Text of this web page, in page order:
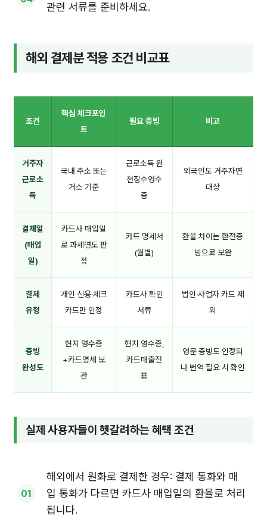
관련 서류를 준비하세요.
해외 결제분 적용 조건 비교표
조건
핵심 체크포인
트
필요 증빙 비고
거주자
근로소
득
국내 주소 또는
거소 기준
근로소득 원
천징수영수
증
외국인도 거주자면
대상
결제일
(매입
일)
카드사 매입일
로 과세연도 판
정
카드 명세서
(월별)
환율 차이는 환전증
빙으로 보완
결제
유형
개인 신용·체크
카드만 인정
카드사 확인
서류
법인·사업자 카드 제
외
증빙
완성도
현지 영수증
+카드명세 보
관
현지 영수증,
카드매출전
표
영문 증빙도 인정되
나 번역 필요 시 확인
실제 사용자들이 헷갈려하는 혜택 조건
해외에서 원화로 결제한 경우: 결제 통화와 매
입 통화가 다르면 카드사 매입일의 환율로 처리
됩니다.